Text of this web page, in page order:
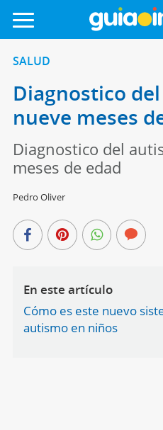
SALUD
Diagnostico
nueve meses
Diagnostico del
meses de edad
Pedro Oliver
En este artículo
Cómo es este nuevo
autismo en niños